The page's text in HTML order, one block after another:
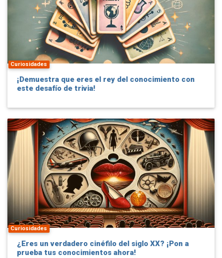
Curiosidades
¡Demuestra que eres el rey del conocimiento con
este desafío de trivia!
Curiosidades
¿Eres un verdadero cinéfilo del siglo XX? ¡Pon a
prueba tus conocimientos ahora!